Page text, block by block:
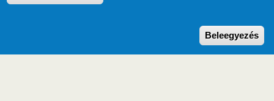
Beleegyezés